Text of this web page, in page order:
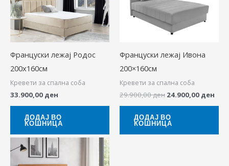
Француски лежај Родос
200х160см
Кревети за спална соба
33.900,00 ден
ДОДАЈ ВО
КОШНИЦА
Француски лежај Ивона
200×160см
Кревети за спална соба
29.900,00ден 24.900,00 ден
ДОДАЈ ВО
КОШНИЦА